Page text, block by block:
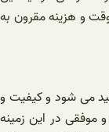
و هزینه مقرون به
می شود و کیفیت و
موفقی در این زمینه